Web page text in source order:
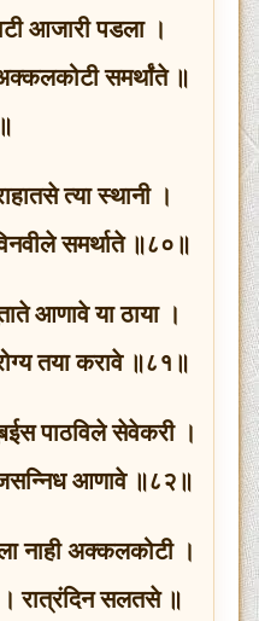
आजारी पडला ।
समर्थांते ॥
त्या स्थानी ।
समर्थाते ॥८०॥
आणावे या ठाया ।
तया करावे ॥८१॥
पाठविले सेवेकरी ।
आणावे ॥८२॥
नाही अक्कलकोटी ।
। रात्रंदिन सलतसे ॥